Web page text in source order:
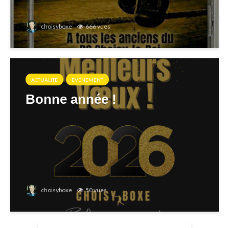
choisyboxe 666 vues
ACTUALITÉ EVÉNEMENT
Bonne année !
choisyboxe 50 vues